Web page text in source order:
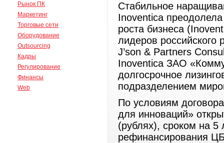
Рынок ПК
Маркетинг
Торговые сети
Оборудование
Outsourcing
Кадры
Регулирование
Финансы
Web
Стабильное
Inoventica
роста бизнеса
лидеров
J’son & Partners
Inoventica ЗАО
долгосрочное
подразделением
По условиям
для инноваций»
(рублях), сроком на 5
рефинансирования